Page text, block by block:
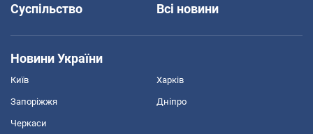
Суспільство
Всі новини
Новини України
Київ Харків
Запоріжжя Дніпро
Черкаси